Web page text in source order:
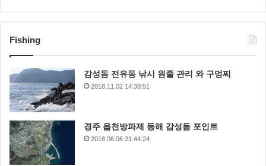
Fishing
감성돔 전유동 낚시 원줄 관리 와 구멍찌
2018.11.02 14:38:51
경주 읍천방파제 동해 감성돔 포인트
2018.06.06 21:44:24